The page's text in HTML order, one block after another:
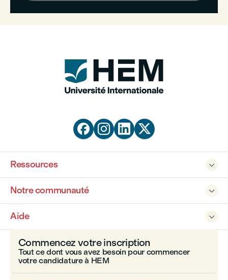
   

Ressources

Notre communauté

Aide
Commencez votre inscription
Tout ce dont vous avez besoin pour commencer
votre candidature à HEM